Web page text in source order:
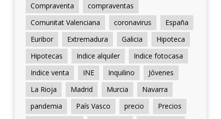
Compraventa
compraventas
Comunitat Valenciana
coronavirus
España
Euribor
Extremadura Galicia
Hipoteca
Hipotecas
Indice alquiler
Indice fotocasa
Indice venta
INE Inquilino
Jóvenes
La Rioja
Madrid Murcia
Navarra
pandemia
País Vasco precio
Precios